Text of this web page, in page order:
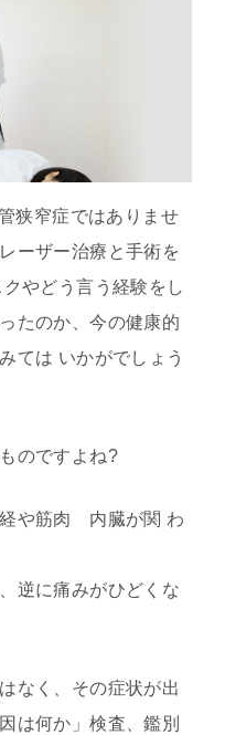
狭窄症ではありませ
ーザー治療と手術を
やどう言う経験をし
たのか、今の健康的
ては いかがでしょう
のですよね?
や筋肉 内臓が関 わ
逆に痛みがひどくな
なく、その症状が出
は何か」検査、鑑別